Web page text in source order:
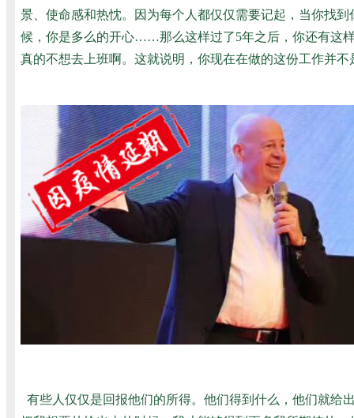
景、使命感和热忱。因为每个人都仅仅需要记起，当你找
候，你是多么的开心……那么这样过了5年之后，你还有这
真的不想去上班啊。这就说明，你现在在做的这份工作并
有些人仅仅是回报他们的所得。他们得到什么，他们就给